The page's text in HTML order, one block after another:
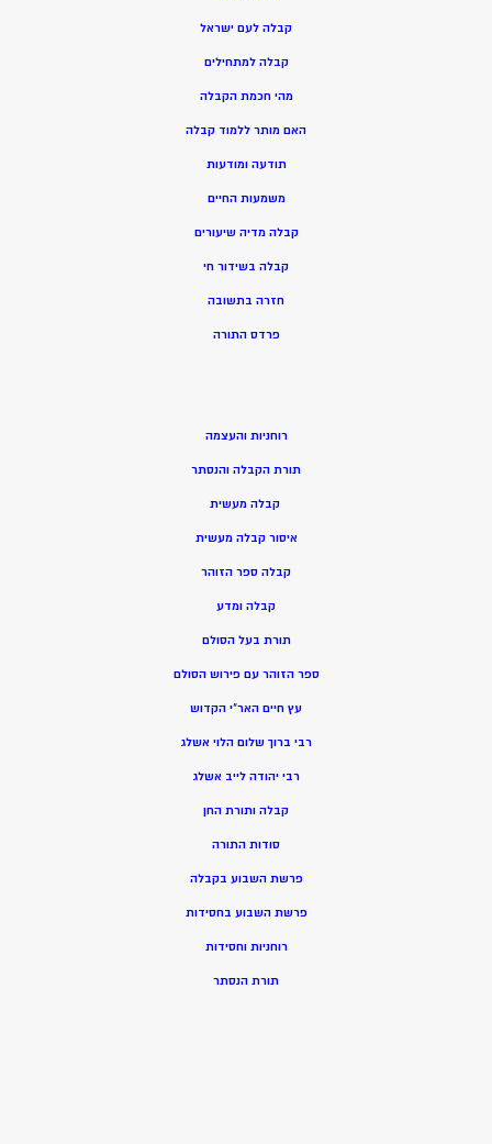
קבלה לעם ישראל
קבלה למתחילים
מהי חכמת הקבלה
האם מותר ללמוד קבלה
תודעה ומודעות
משמעות החיים
קבלה מדיה שיעורים
קבלה בשידור חי
חזרה בתשובה
פרדס התורה
רוחניות והעצמה
תורת הקבלה והנסתר
קבלה מעשית
איסור קבלה מעשית
קבלה ספר הזוהר
קבלה ומדע
תורת בעל הסולם
ספר הזוהר עם פירוש הסולם
עץ חיים האר”י הקדוש
רבי ברוך שלום הלוי אשלג
רבי יהודה לייב אשלג
קבלה ותורת החן
סודות התורה
פרשת השבוע בקבלה
פרשת השבוע בחסידות
רוחניות וחסידות
תורת הנסתר